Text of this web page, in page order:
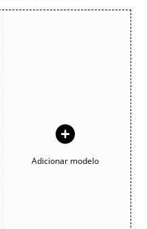
Adicionar modelo